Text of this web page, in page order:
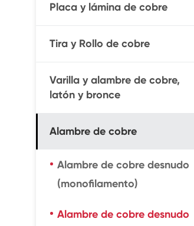
Placa y lámina de cobre
Tira y Rollo de cobre
Varilla y alambre de cobre,
latón y bronce
Alambre de cobre
Alambre de cobre desnudo
(monofilamento)
Alambre de cobre desnudo